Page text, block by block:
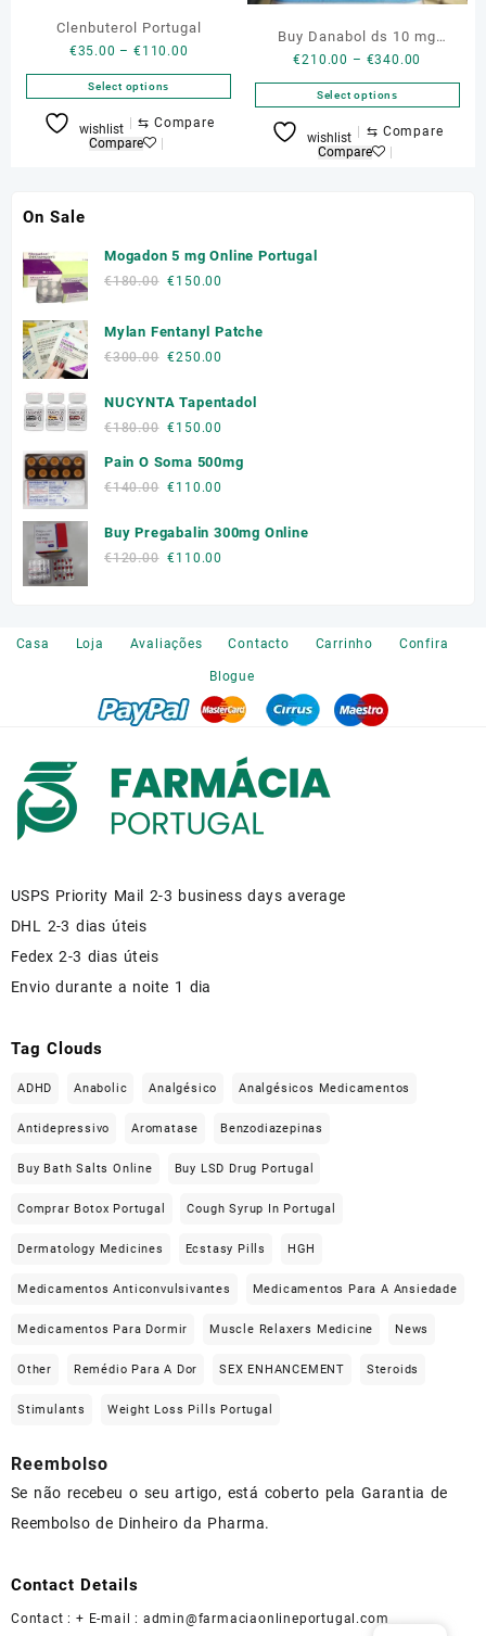
Clenbuterol Portugal
€35.00 – €110.00
range:
€35.00
through
Select options
This
product
options
may
chosen
wishlist ⇆ Compare
Compare
Buy Danabol ds 10 mg
Online
€210.00 – €340.00
range:
€210.00
through
Select options
This
product
wishlist ⇆ Compare
Compare
On Sale
Mogadon 5 mg Online Portugal
€180.00 Original
was:
€180.00.
€150.00
is:
Mylan Fentanyl Patche
€300.00 Original
was:
€300.00.
€250.00
is:
NUCYNTA Tapentadol
€180.00 Original
was:
€180.00.
€150.00
is:
Pain O Soma 500mg
€140.00 Original
was:
€140.00.
€110.00
is:
Buy Pregabalin 300mg Online
€120.00 Original
€110.00
Casa
Loja Avaliações Contacto Carrinho Confira
Blogue
USPS Priority Mail 2-3 business days average
DHL 2-3 dias úteis
Fedex 2-3 dias úteis
Envio durante a noite 1 dia
Tag Clouds
ADHD Anabolic Analgésico Analgésicos Medicamentos
Antidepressivo Aromatase Benzodiazepinas
Buy Bath Salts Online Buy LSD Drug Portugal
Comprar Botox Portugal Cough Syrup In Portugal
Dermatology Medicines Ecstasy Pills HGH
Medicamentos Anticonvulsivantes Medicamentos Para A Ansiedade
Medicamentos Para Dormir Muscle Relaxers Medicine News
Other Remédio Para A Dor SEX ENHANCEMENT Steroids
Stimulants Weight Loss Pills Portugal
Reembolso
Se não recebeu o seu artigo, está coberto pela Garantia de
Reembolso de Dinheiro da Pharma.
Contact Details
Contact : + E-mail : admin@farmaciaonlineportugal.com